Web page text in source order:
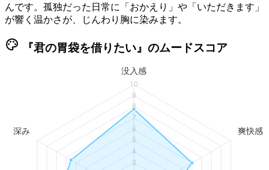
んです。孤独だった日常に「おかえり」や「いただきます」
が響く温かさが、じんわり胸に染みます。
palette 『君の胃袋を借りたい』のムードスコア